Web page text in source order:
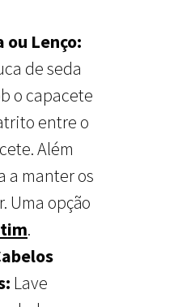
ou Lenço:
de seda
o capacete
entre o
Além
a manter os
Uma opção
.
Lave